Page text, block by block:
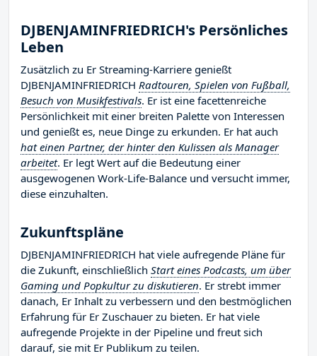
DJBENJAMINFRIEDRICH's Persönliches
Leben
Zusätzlich zu Er Streaming-Karriere genießt
DJBENJAMINFRIEDRICH Radtouren, Spielen von Fußball,
Besuch von Musikfestivals. Er ist eine facettenreiche
Persönlichkeit mit einer breiten Palette von Interessen
und genießt es, neue Dinge zu erkunden. Er hat auch
hat einen Partner, der hinter den Kulissen als Manager
arbeitet. Er legt Wert auf die Bedeutung einer
ausgewogenen Work-Life-Balance und versucht immer,
diese einzuhalten.
Zukunftspläne
DJBENJAMINFRIEDRICH hat viele aufregende Pläne für
die Zukunft, einschließlich Start eines Podcasts, um über
Gaming und Popkultur zu diskutieren. Er strebt immer
danach, Er Inhalt zu verbessern und den bestmöglichen
Erfahrung für Er Zuschauer zu bieten. Er hat viele
aufregende Projekte in der Pipeline und freut sich
darauf, sie mit Er Publikum zu teilen.